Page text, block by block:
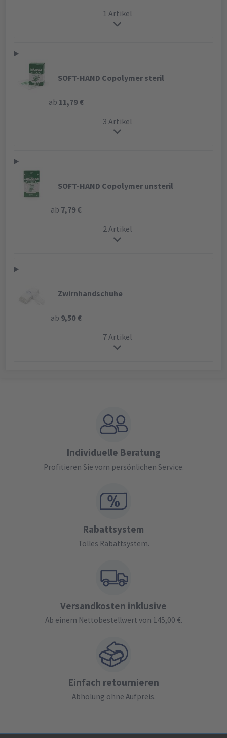
1 Artikel
SOFT-HAND Copolymer steril
ab 11,79 €
3 Artikel
SOFT-HAND Copolymer unsteril
ab 7,79 €
2 Artikel
Zwirnhandschuhe
ab 9,50 €
7 Artikel
Individuelle Beratung
Profitieren Sie vom persönlichen Service.
Rabattsystem
Tolles Rabattsystem.
Versandkosten inklusive
Ab einem Nettobestellwert von 145,00 €.
Einfach retournieren
Abholung ohne Aufpreis.